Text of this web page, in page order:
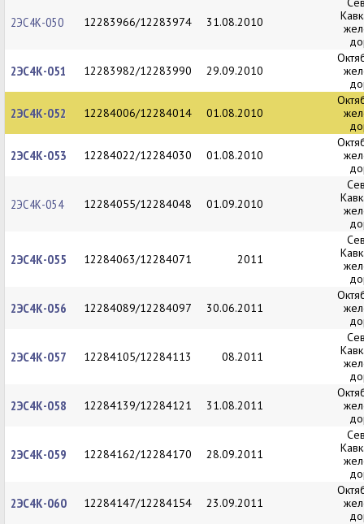
2ЭС4К-050 12283966/12283974 31.08.2010
2ЭС4К-051 12283982/12283990 29.09.2010
2ЭС4К-052 12284006/12284014 01.08.2010
2ЭС4К-053 12284022/12284030 01.08.2010
2ЭС4К-054 12284055/12284048 01.09.2010
2ЭС4К-055 12284063/12284071 2011
2ЭС4К-056 12284089/12284097 30.06.2011
2ЭС4К-057 12284105/12284113 08.2011
2ЭС4К-058 12284139/12284121 31.08.2011
2ЭС4К-059 12284162/12284170 28.09.2011
2ЭС4К-060 12284147/12284154 23.09.2011